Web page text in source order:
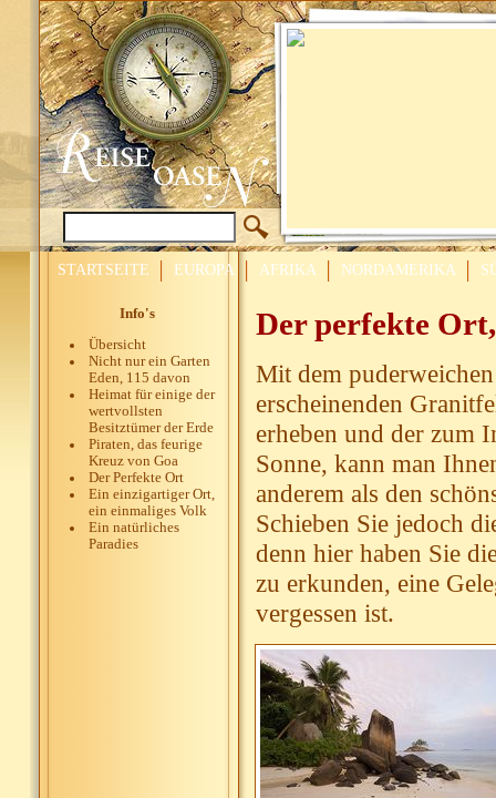
STARTSEITE EUROPA AFRIKA NORDAMERIKA
Info's
Übersicht
Nicht nur ein Garten
Eden, 115 davon
Heimat für einige der
wertvollsten
Besitztümer der Erde
Piraten, das feurige
Kreuz von Goa
Der Perfekte Ort
Ein einzigartiger Ort,
ein einmaliges Volk
Ein natürliches
Paradies
Der perfekte
Mit dem
erscheinenden
erheben und der zum
Sonne, kann man
anderem als den
Schieben Sie jedoch
denn hier haben Sie
zu erkunden, eine
vergessen ist.